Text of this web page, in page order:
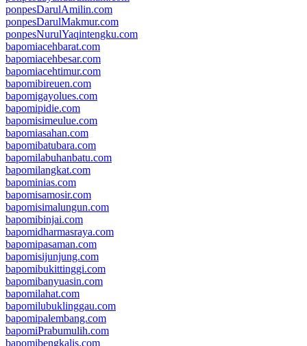
ponpesDarulAmilin.com
ponpesDarulMakmur.com
ponpesNurulYaqintengku.com
bapomiacehbarat.com
bapomiacehbesar.com
bapomiacehtimur.com
bapomibireuen.com
bapomigayolues.com
bapomipidie.com
bapomisimeulue.com
bapomiasahan.com
bapomibatubara.com
bapomilabuhanbatu.com
bapomilangkat.com
bapominias.com
bapomisamosir.com
bapomisimalungun.com
bapomibinjai.com
bapomidharmasraya.com
bapomipasaman.com
bapomisijunjung.com
bapomibukittinggi.com
bapomibanyuasin.com
bapomilahat.com
bapomilubuklinggau.com
bapomipalembang.com
bapomiPrabumulih.com
bapomibengkalis.com